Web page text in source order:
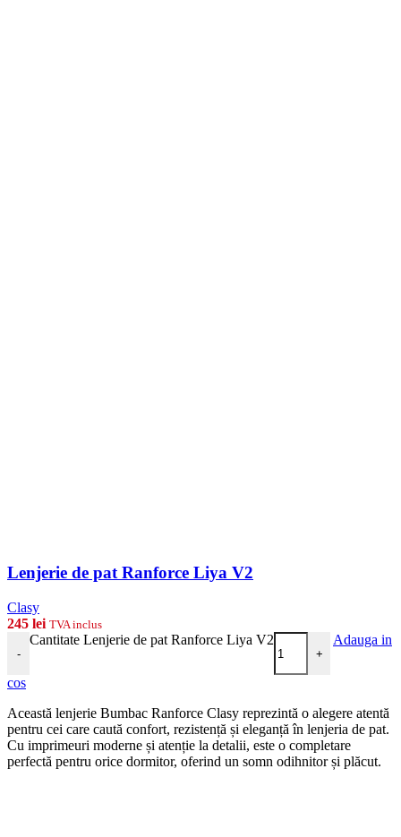
Lenjerie de pat Ranforce Liya V2
Clasy
245 lei TVA inclus
-
Cantitate Lenjerie de pat Ranforce Liya V2
+
Adauga in
cos
Această lenjerie Bumbac Ranforce Clasy reprezintă o alegere atentă
pentru cei care caută confort, rezistență și eleganță în lenjeria de pat.
Cu imprimeuri moderne și atenție la detalii, este o completare
perfectă pentru orice dormitor, oferind un somn odihnitor și plăcut.